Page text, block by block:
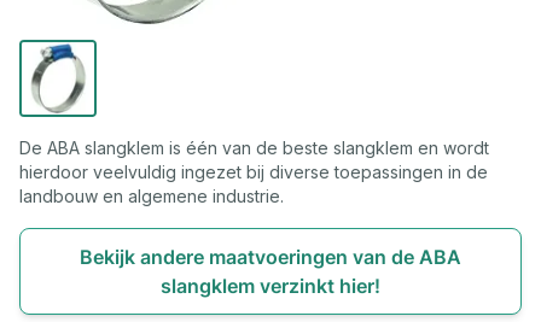
De ABA slangklem is één van de beste slangklem en wordt
hierdoor veelvuldig ingezet bij diverse toepassingen in de
landbouw en algemene industrie.
Bekijk andere maatvoeringen van de ABA
slangklem verzinkt hier!